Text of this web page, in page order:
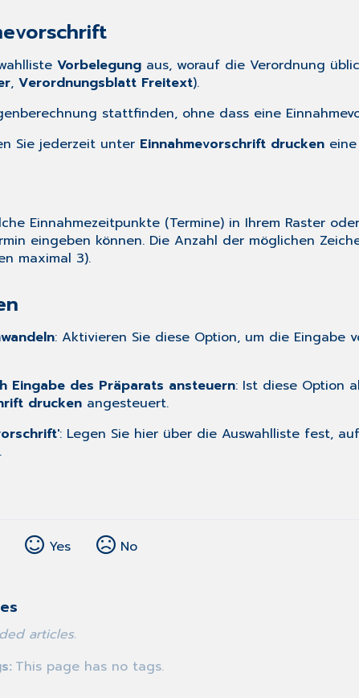
Vorbelegung aus, worauf die Verordnung
, Verordnungsblatt Freitext).
stattfinden, ohne dass eine
Sie jederzeit unter Einnahmevorschrift drucken
Einnahmezeitpunkte (Termine) in Ihrem Raster
eingeben können. Die Anzahl der möglichen
maximal 3).
: Aktivieren Sie diese Option, um die Eingabe
Eingabe des Präparats ansteuern: Ist diese Option
drucken angesteuert.
: Legen Sie hier über die Auswahlliste fest,
Yes No
articles.
This page has no tags.